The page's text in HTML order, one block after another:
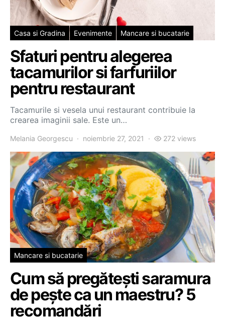
Casa si Gradina Evenimente Mancare si bucatarie
Sfaturi pentru alegerea
tacamurilor si farfuriilor
pentru restaurant
Tacamurile si vesela unui restaurant contribuie la
crearea imaginii sale. Este un…
Melania Georgescu noiembrie 27, 2021 272 views
Mancare si bucatarie
Cum să pregătești saramura
de pește ca un maestru? 5
recomandări